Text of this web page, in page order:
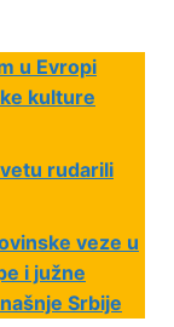
u Evropi
kulture
rudarili
veze u
i južne
Srbije